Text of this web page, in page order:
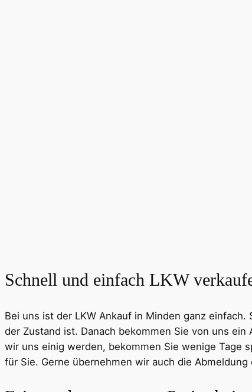
Schnell und einfach LKW
Bei uns ist der LKW Ankauf in Minden ganz
der Zustand ist. Danach bekommen Sie von uns
wir uns einig werden, bekommen Sie wenige Tage
für Sie. Gerne übernehmen wir auch die